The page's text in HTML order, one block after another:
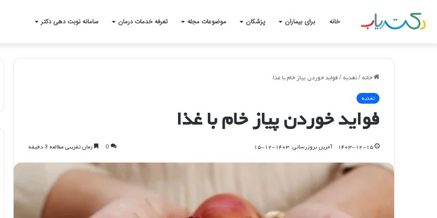
خانه برای بیماران پزشکان موضوعات مجله تعرفه خدمات درمان سامانه نوبت دهی دکتر
خانه /تغذیه / فواید خوردن پیاز خام با غذا
تغذیه
فواید خوردن پیاز خام با غذا
۱۴۰۳-۱۲-۱۵ آخرین بروزرسانی: ۱۴۰۳-۱۲-۱۵ 0 زمان تقریبی مطالعه 3 دقیقه